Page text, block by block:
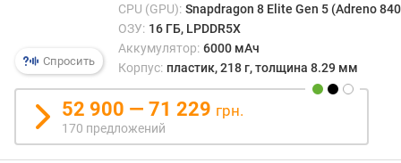
чаще
т
д
ш
Спросить
CPU (GPU): Snapdragon 8 Elite Gen 5 (Adreno
ОЗУ: 16 ГБ, LPDDR5X
Аккумулятор: 6000 мАч
Корпус: пластик, 218 г, толщина 8.29 мм
52 900 — 71 229 грн.
170 предложений